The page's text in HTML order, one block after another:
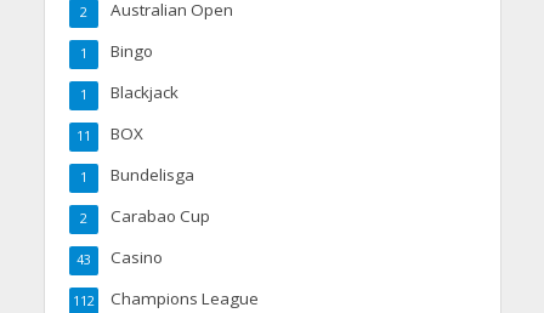
Australian Open
2
Bingo
1
Blackjack
1
BOX
11
Bundelisga
1
Carabao Cup
2
Casino
43
Champions League
112